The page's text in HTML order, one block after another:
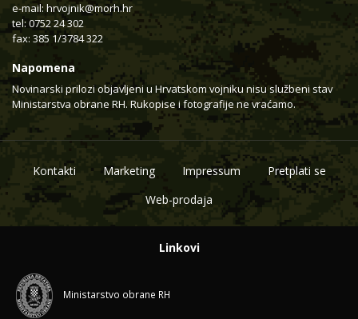
e-mail: hrvojnik@morh.hr
tel: 0752 24 302
fax: 385 1/3784 322
Napomena
Novinarski prilozi objavljeni u Hrvatskom vojniku nisu službeni stav
Ministarstva obrane RH. Rukopise i fotografije ne vraćamo.
Kontakti Marketing Impressum
Pretplati se
Web-prodaja
Linkovi
Ministarstvo obrane RH